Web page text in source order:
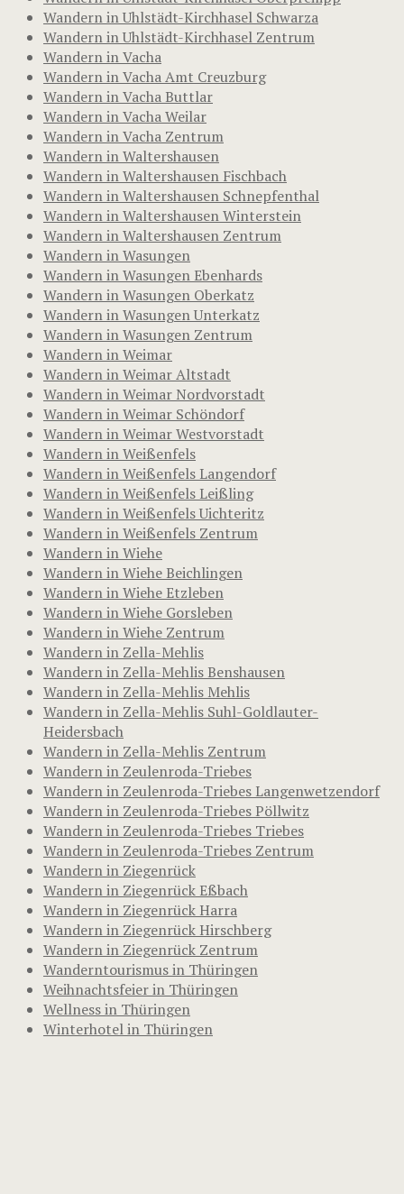
Wandern in Uhlstädt-Kirchhasel Schwarza
Wandern in Uhlstädt-Kirchhasel Zentrum
Wandern in Vacha
Wandern in Vacha Amt Creuzburg
Wandern in Vacha Buttlar
Wandern in Vacha Weilar
Wandern in Vacha Zentrum
Wandern in Waltershausen
Wandern in Waltershausen Fischbach
Wandern in Waltershausen Schnepfenthal
Wandern in Waltershausen Winterstein
Wandern in Waltershausen Zentrum
Wandern in Wasungen
Wandern in Wasungen Ebenhards
Wandern in Wasungen Oberkatz
Wandern in Wasungen Unterkatz
Wandern in Wasungen Zentrum
Wandern in Weimar
Wandern in Weimar Altstadt
Wandern in Weimar Nordvorstadt
Wandern in Weimar Schöndorf
Wandern in Weimar Westvorstadt
Wandern in Weißenfels
Wandern in Weißenfels Langendorf
Wandern in Weißenfels Leißling
Wandern in Weißenfels Uichteritz
Wandern in Weißenfels Zentrum
Wandern in Wiehe
Wandern in Wiehe Beichlingen
Wandern in Wiehe Etzleben
Wandern in Wiehe Gorsleben
Wandern in Wiehe Zentrum
Wandern in Zella-Mehlis
Wandern in Zella-Mehlis Benshausen
Wandern in Zella-Mehlis Mehlis
Wandern in Zella-Mehlis Suhl-Goldlauter-
Heidersbach
Wandern in Zella-Mehlis Zentrum
Wandern in Zeulenroda-Triebes
Wandern in Zeulenroda-Triebes Langenwetzendorf
Wandern in Zeulenroda-Triebes Pöllwitz
Wandern in Zeulenroda-Triebes Triebes
Wandern in Zeulenroda-Triebes Zentrum
Wandern in Ziegenrück
Wandern in Ziegenrück Eßbach
Wandern in Ziegenrück Harra
Wandern in Ziegenrück Hirschberg
Wandern in Ziegenrück Zentrum
Wanderntourismus in Thüringen
Weihnachtsfeier in Thüringen
Wellness in Thüringen
Winterhotel in Thüringen